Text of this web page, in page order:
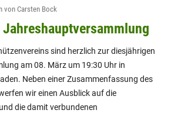
von Carsten Bock
sind herzlich zur diesjährigen
am 08. März um 19:30 Uhr in
Neben einer Zusammenfassung des
wir einen Ausblick auf die
die damit verbundenen